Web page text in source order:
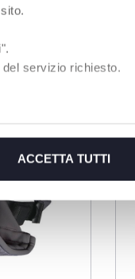
servizio richiesto.
ACCETTA TUTTI